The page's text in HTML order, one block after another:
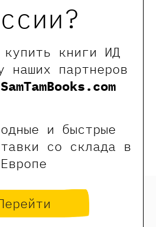
книги ИД
наших партнеров
SamTamBooks.com
и быстрые
со склада в
Европе
для
истории
1050 ₽
Светлана